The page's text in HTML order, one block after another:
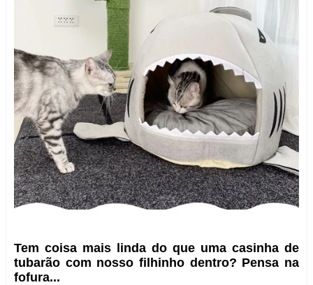
Tem coisa mais linda do que uma casinha de
tubarão com nosso filhinho dentro? Pensa na
fofura...